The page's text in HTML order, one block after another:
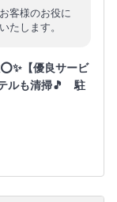
客様のお役に
たします。
【優良サービ
ルも清掃🎵 駐